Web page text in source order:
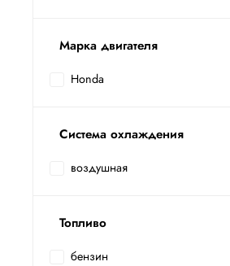
Марка двигателя
Honda
Система охлаждения
воздушная
Топливо
бензин